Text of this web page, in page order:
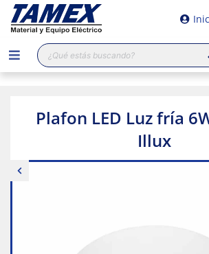
Búsqueda
de
productos
Plafon LED Luz fría
Illux